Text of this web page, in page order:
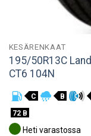
KESÄRENKAAT
195/50R13C
CT6 104N
C
B
72 B
Heti varastossa